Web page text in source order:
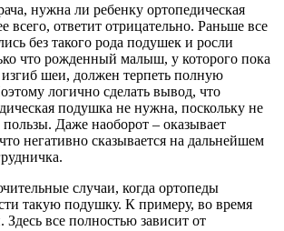
нужна ли ребенку ортопедическая
всего, ответит отрицательно. Раньше все
без такого рода подушек и росли
что рожденный малыш, у которого пока
шеи, должен терпеть полную
логично сделать вывод, что
подушка не нужна, поскольку не
Даже наоборот – оказывает
негативно сказывается на дальнейшем
случаи, когда ортопеды
такую подушку. К примеру, во время
все полностью зависит от